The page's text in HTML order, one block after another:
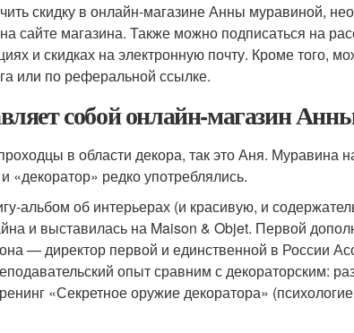
скидку в онлайн-магазине Анны муравиной,
сайте магазина. Также можно подписаться на
и скидках на электронную почту. Кроме того,
или по реферальной ссылке.
собой онлайн-магазин
в области декора, так это Аня. Муравина
«декоратор» редко употреблялись.
альбом об интерьерах (и красивую, и
и выставилась на Maison & Objet. Первой
— директор первой и единственной в России
опыт сравним с декораторским:
«Секретное оружие декоратора»